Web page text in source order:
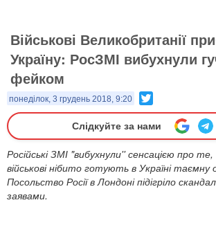
Військові Великобританії
Україну: РосЗМІ вибухнули
фейком
понеділок, 3 грудень 2018, 9:20
Слідкуйте за нами
Російські ЗМІ "вибухнули'' сенсацією про
військові нібито готують в Україні таємну
Посольство Росії в Лондоні підігріло
заявами.